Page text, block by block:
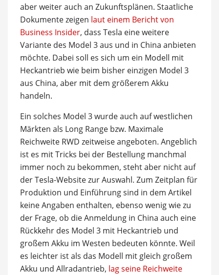
aber weiter auch an Zukunftsplänen. Staatliche
Dokumente zeigen laut einem Bericht von
Business Insider, dass Tesla eine weitere
Variante des Model 3 aus und in China anbieten
möchte. Dabei soll es sich um ein Modell mit
Heckantrieb wie beim bisher einzigen Model 3
aus China, aber mit dem größerem Akku
handeln.
Ein solches Model 3 wurde auch auf westlichen
Märkten als Long Range bzw. Maximale
Reichweite RWD zeitweise angeboten. Angeblich
ist es mit Tricks bei der Bestellung manchmal
immer noch zu bekommen, steht aber nicht auf
der Tesla-Website zur Auswahl. Zum Zeitplan für
Produktion und Einführung sind in dem Artikel
keine Angaben enthalten, ebenso wenig wie zu
der Frage, ob die Anmeldung in China auch eine
Rückkehr des Model 3 mit Heckantrieb und
großem Akku im Westen bedeuten könnte. Weil
es leichter ist als das Modell mit gleich großem
Akku und Allradantrieb, lag seine Reichweite